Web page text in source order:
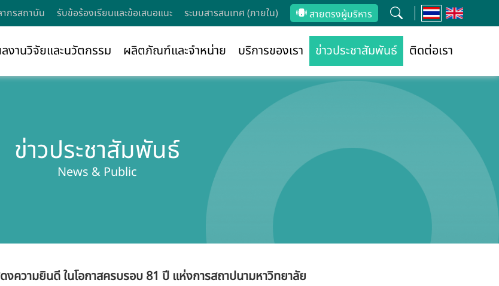
กรสถาบัน รับข้อร้องเรียนและข้อเสนอแนะ ระบบสารสนเทศ (ภายใน) สายตรงผู้บริหาร
งานวิจัยและนวัตกรรม ผลิตภัณฑ์และจำหน่าย บริการของเรา ข่าวประชาสัมพันธ์ ติดต่อเรา
ข่าวประชาสัมพันธ์
News & Public
ความยินดี ในโอกาสครบรอบ 81 ปี แห่งการสถาปนามหาวิทยาลัย